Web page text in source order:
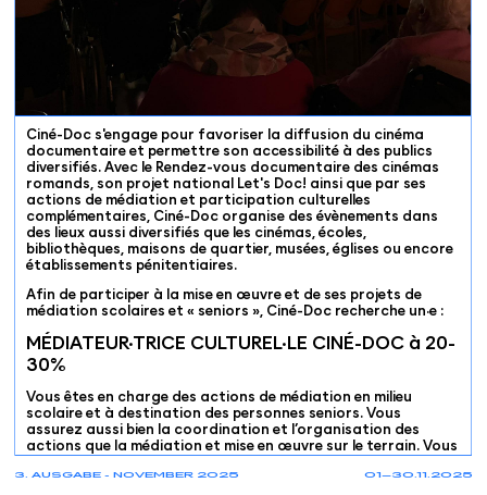
01—30.11.2025
3. AUSGABE - NOVEMBER 2025
Ciné-Doc s'engage pour favoriser la diffusion du cinéma
documentaire et permettre son accessibilité à des publics
diversifiés. Avec le Rendez-vous documentaire des cinémas
romands, son projet national Let's Doc! ainsi que par ses
actions de médiation et participation culturelles
complémentaires, Ciné-Doc organise des évènements dans
des lieux aussi diversifiés que les cinémas, écoles,
bibliothèques, maisons de quartier, musées, églises ou encore
établissements pénitentiaires.
Afin de participer à la mise en œuvre et de ses projets de
médiation scolaires et « seniors », Ciné-Doc recherche un·e :
MÉDIATEUR·TRICE CULTUREL·LE CINÉ-DOC à 20-
30%
Vous êtes en charge des actions de médiation en milieu
scolaire et à destination des personnes seniors. Vous
assurez aussi bien la coordination et l’organisation des
actions que la médiation et mise en œuvre sur le terrain. Vous
prochaines années.